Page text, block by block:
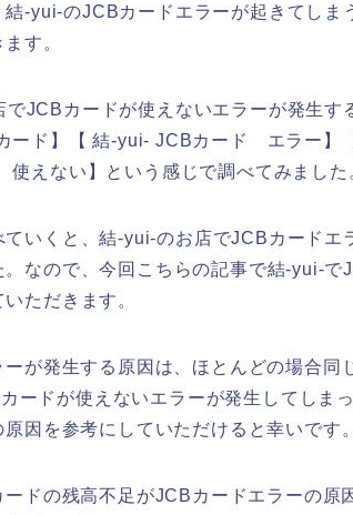
-yui-のJCBカードエラーが起きてしま
す。
JCBカードが使えないエラーが発生す
ード】【 結-yui- JCBカード エラー
えない】という感じで調べてみました
いくと、結-yui-のお店でJCBカードエ
なので、今回こちらの記事で結-yui-で
ただきます。
が発生する原因は、ほとんどの場合同
ードが使えないエラーが発生してしま
因を参考にしていただけると幸いです。
ドの残高不足がJCBカードエラーの原